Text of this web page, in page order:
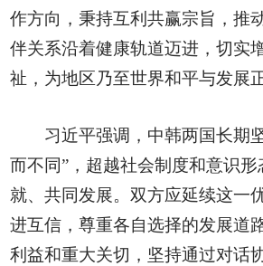
作方向，秉持互利共赢宗旨，推
伴关系沿着健康轨道迈进，切实
祉，为地区乃至世界和平与发展
习近平强调，中韩两国长期
而不同”，超越社会制度和意识
就、共同发展。双方应延续这一
进互信，尊重各自选择的发展道
利益和重大关切，坚持通过对话